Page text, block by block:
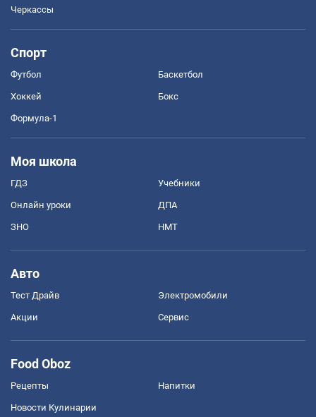
Черкассы
Спорт
Футбол Баскетбол
Хоккей Бокс
Формула-1
Моя школа
ГДЗ Учебники
Онлайн уроки ДПА
ЗНО НМТ
Авто
Тест Драйв Электромобили
Акции Сервис
Food Oboz
Рецепты Напитки
Новости Кулинарии